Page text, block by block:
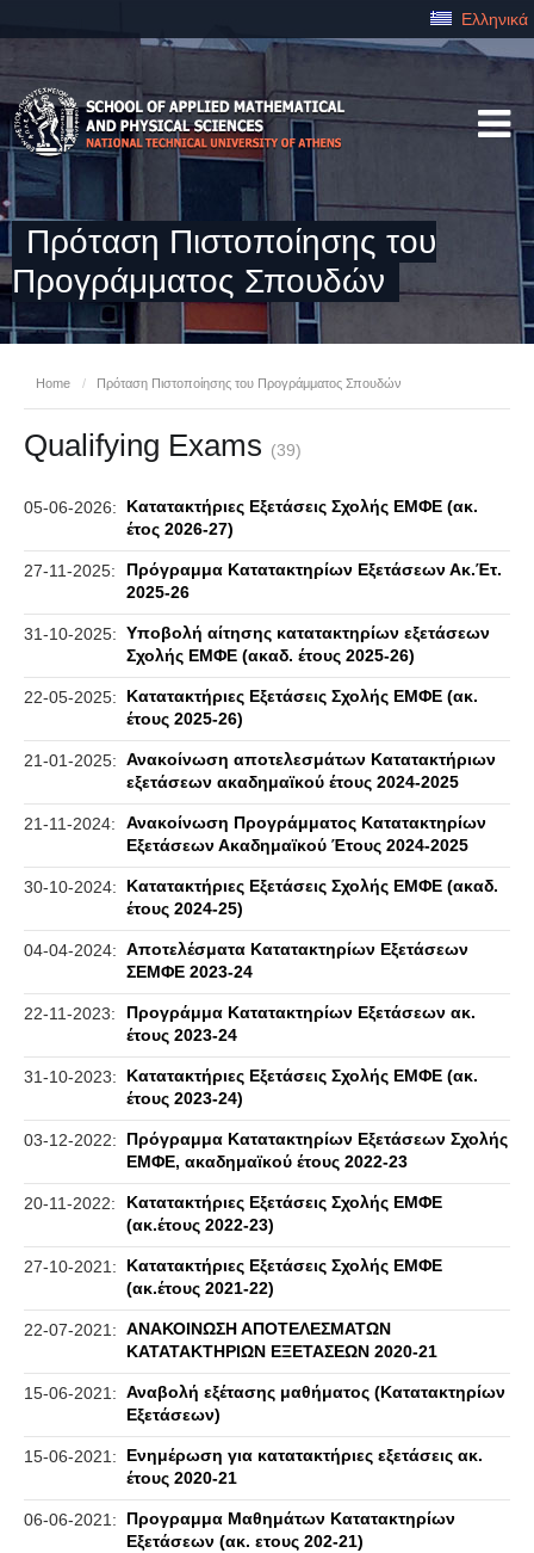
Ελληνικά
Πρόταση Πιστοποίησης του
Προγράμματος Σπουδών
Home / Πρόταση Πιστοποίησης του Προγράμματος Σπουδών
Qualifying Exams (39)
05-06-2026:
Κατατακτήριες Εξετάσεις Σχολής ΕΜΦΕ (ακ.
έτος 2026-27)
27-11-2025:
Πρόγραμμα Κατατακτηρίων Εξετάσεων Ακ.Έτ.
2025-26
31-10-2025: Υποβολή αίτησης κατατακτηρίων εξετάσεων
Σχολής ΕΜΦΕ (ακαδ. έτους 2025-26)
22-05-2025:
Κατατακτήριες Εξετάσεις Σχολής ΕΜΦΕ (ακ.
έτους 2025-26)
21-01-2025: Ανακοίνωση αποτελεσμάτων Κατατακτήριων
εξετάσεων ακαδημαϊκού έτους 2024-2025
21-11-2024:
Ανακοίνωση Προγράμματος Κατατακτηρίων
Εξετάσεων Ακαδημαϊκού Έτους 2024-2025
30-10-2024:
Κατατακτήριες Εξετάσεις Σχολής ΕΜΦΕ (ακαδ.
έτους 2024-25)
04-04-2024: Αποτελέσματα Κατατακτηρίων Εξετάσεων
ΣΕΜΦΕ 2023-24
22-11-2023:
Προγράμμα Κατατακτηρίων Εξετάσεων ακ.
έτους 2023-24
31-10-2023:
Κατατακτήριες Εξετάσεις Σχολής ΕΜΦΕ (ακ.
έτους 2023-24)
03-12-2022:
Πρόγραμμα Κατατακτηρίων Εξετάσεων Σχολής
ΕΜΦΕ, ακαδημαϊκού έτους 2022-23
20-11-2022:
Κατατακτήριες Εξετάσεις Σχολής ΕΜΦΕ
(ακ.έτους 2022-23)
27-10-2021:
Κατατακτήριες Εξετάσεις Σχολής ΕΜΦΕ
(ακ.έτους 2021-22)
22-07-2021: ΑΝΑΚΟΙΝΩΣΗ ΑΠΟΤΕΛΕΣΜΑΤΩΝ
ΚΑΤΑΤΑΚΤΗΡΙΩΝ ΕΞΕΤΑΣΕΩΝ 2020-21
15-06-2021: Αναβολή εξέτασης μαθήματος (Κατατακτηρίων
Εξετάσεων)
15-06-2021:
Ενημέρωση για κατατακτήριες εξετάσεις ακ.
έτους 2020-21
06-06-2021:
Προγραμμα Μαθημάτων Κατατακτηρίων
Εξετάσεων (ακ. ετους 202-21)